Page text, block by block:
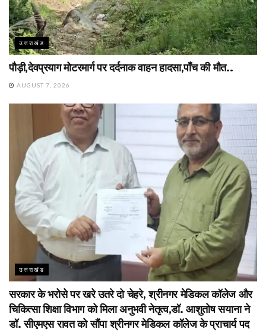
उत्तराखंड
पौड़ी,देवप्रयाग मोटरमार्ग पर दर्दनाक वाहन हादसा,पाँच की मौत..
AUGUST 7, 2026
उत्तराखंड
सरकार के भरोसे पर खरे उतरे दो चेहरे, श्रीनगर मेडिकल कॉलेज और
चिकित्सा शिक्षा विभाग को मिला अनुभवी नेतृत्व,डॉ. आशुतोष सयाना ने
डॉ. सीएमएस रावत को सौंपा श्रीनगर मेडिकल कॉलेज के प्राचार्य पद